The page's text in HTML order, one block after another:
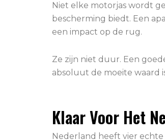
Niet elke motorjas wordt
bescherming biedt. Een
een impact op de rug.
Ze zijn niet duur. Een
absoluut de moeite waard
Klaar Voor Het
Nederland heeft vier